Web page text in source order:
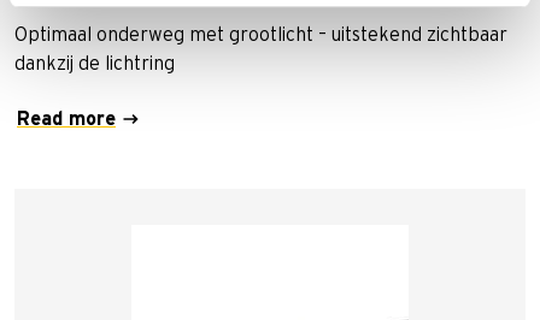
Optimaal onderweg met grootlicht – uitstekend zichtbaar
dankzij de lichtring
Read more